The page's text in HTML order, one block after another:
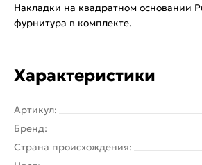
Накладки на квадратном основании
фурнитура в комплекте.
Характеристики
Артикул:
Бренд:
Страна происхождения: